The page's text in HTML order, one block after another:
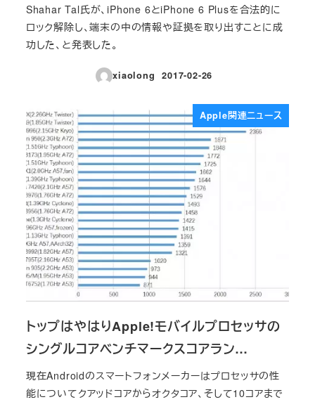
Shahar Tal氏が、iPhone 6とiPhone 6 Plusを合法的に
ロック解除し、端末の中の情報や証拠を取り出すことに成
功した、と発表した。
xiaolong
投稿日
2017-02-26
Apple関連ニュース
トップはやはりApple!モバイルプロセッサの
シングルコアベンチマークスコアラン…
現在Androidのスマートフォンメーカーはプロセッサの性
能についてクアッドコアからオクタコア、そして10コアまで